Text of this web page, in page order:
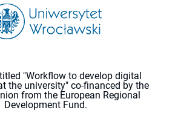
"Workflow to develop digital
the university" co-financed by the
from the European Regional
Development Fund.